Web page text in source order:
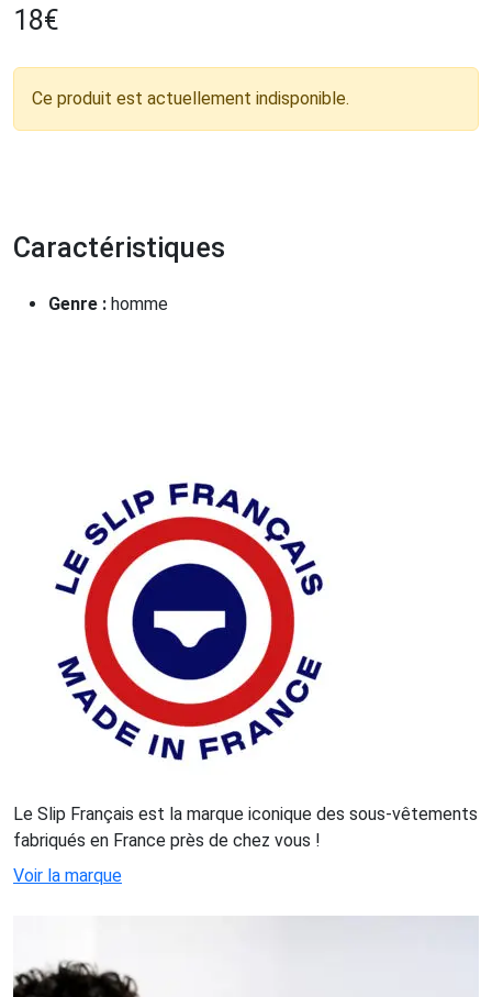
18€
Ce produit est actuellement indisponible.
Caractéristiques
Genre : homme
Le Slip Français est la marque iconique des sous-vêtements
fabriqués en France près de chez vous !
Voir la marque